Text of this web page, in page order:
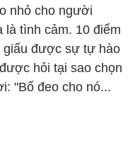
nhỏ cho người
tình cảm. 10 điểm
giấu được sự tự hào
hỏi tại sao chọn
"Bố đeo cho nó...